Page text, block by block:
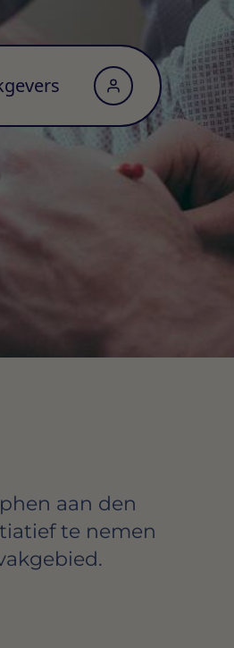
aan den
te nemen